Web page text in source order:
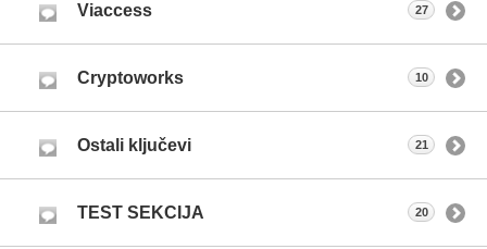
Viaccess 27
Cryptoworks 10
Ostali ključevi 21
TEST SEKCIJA 20